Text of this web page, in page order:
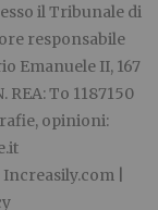
il Tribunale di
responsabile
Emanuele II, 167
REA: To 1187150
opinioni:
Increasily.com